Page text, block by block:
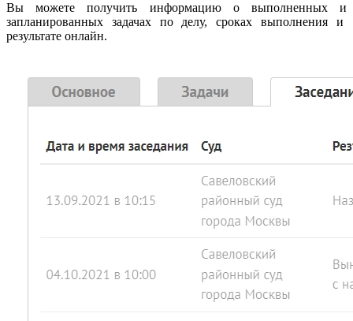
Вы можете получить информацию о выполненных и
запланированных задачах по делу, сроках выполнения и
результате онлайн.